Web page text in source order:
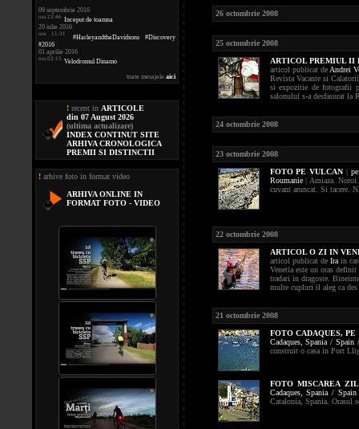
09 septembrie 2016
ora 23:46 Inceput de toamna
20 iulie 2016
ora 11:31
#HarleyandtheDavidsons #Discovery
#2016
01 aprilie 2016
ora 02:15 Velodromul Dinamo
toate mesajele aici
! recent in ARTICOLE
din 07 August 2026
(ultima actualizare)
INDEX CONTINUT SITE
ARHIVA CRONOLOGICA
PREMII SI DISTINCTII
! arhive foto in format video
ARHIVA ONLINE IN
FORMAT FOTO - VIDEO
26 octombrie 2008
25 octombrie 2008
ARTICOL PREMIUL II
articol publicat de Andrei
Revista Vacante si
si expozitie de fotografii
salonului s-a desfasurat
24 octombrie 2008
23 octombrie 2008
FOTO PE VULCAN |
Roumanie| Amiaza. Noroi.
cuvant aruncat. Si tacere.
22 octombrie 2008
ARTICOL O ZI IN
articol publicat de Irain
Venetia este un oras
tradari in dragoste.
multe cupluri il aleg ca
21 octombrie 2008
FOTO CADAQUES, PE
Cadaques,Spania / Spain
construit o casa in Port
FOTO MISCAREA
Cadaques,Spania / Spain
Catalonia, Spania. Orasul